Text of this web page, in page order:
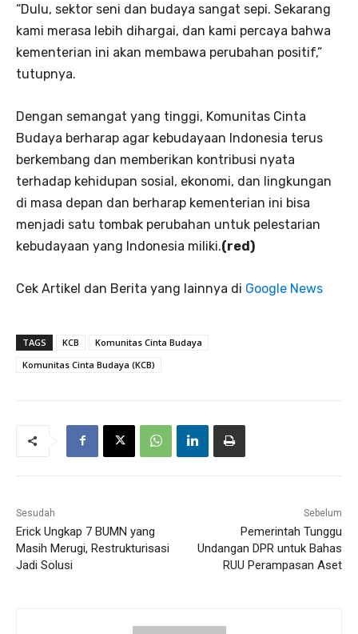
“Dulu, sektor seni dan budaya sangat sepi. Sekarang
kami merasa lebih dihargai, dan kami percaya bahwa
kementerian ini akan membawa perubahan positif,”
tutupnya.
Dengan semangat yang tinggi, Komunitas Cinta
Budaya berharap agar kebudayaan Indonesia terus
berkembang dan memberikan kontribusi nyata
terhadap kehidupan sosial, ekonomi, dan lingkungan
di masa depan dan berharap kementerian ini bisa
menjadi satu tombak perubahan untuk pelestarian
kebudayaan yang Indonesia miliki.(red)
Cek Artikel dan Berita yang lainnya di Google News
TAGS KCB
Komunitas Cinta Budaya
Komunitas Cinta Budaya (KCB)
Sesudah
Erick Ungkap 7 BUMN yang
Masih Merugi, Restrukturisasi
Jadi Solusi
Sebelum
Pemerintah Tunggu
Undangan DPR untuk Bahas
RUU Perampasan Aset